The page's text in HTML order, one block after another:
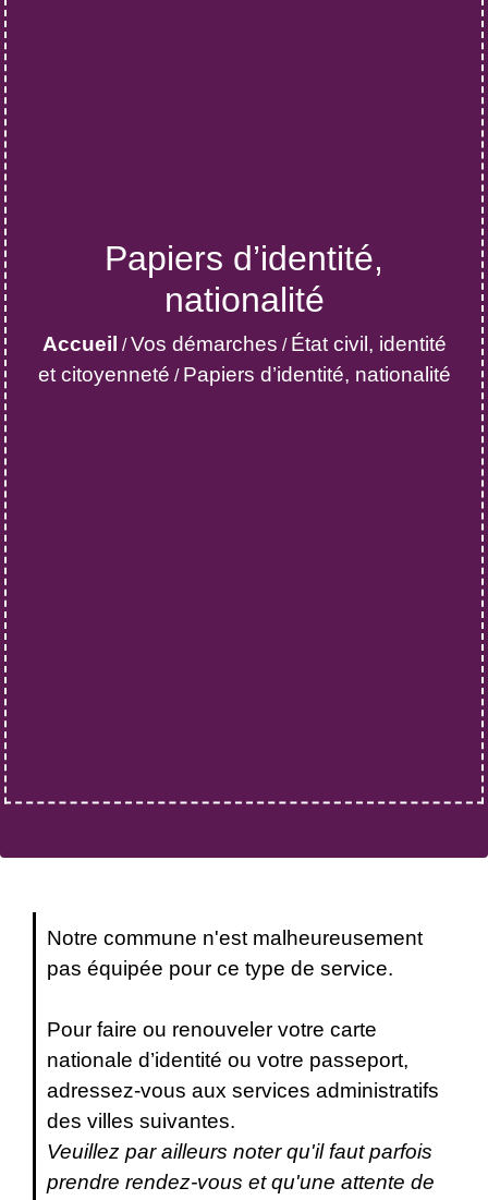
Papiers d’identité,
nationalité
Accueil /Vos démarches / État civil, identité
et citoyenneté / Papiers d’identité, nationalité
Notre commune n'est malheureusement
pas équipée pour ce type de service.
Pour faire ou renouveler votre carte
nationale d’identité ou votre passeport,
adressez-vous aux services administratifs
des villes suivantes.
Veuillez par ailleurs noter qu'il faut parfois
prendre rendez-vous et qu'une attente de